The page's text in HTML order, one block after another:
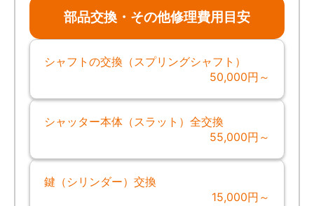
部品交換・その他修理費用目安
シャフトの交換（スプリングシャフト）
50,000円～
シャッター本体（スラット）全交換
55,000円～
鍵（シリンダー）交換
15,000円～